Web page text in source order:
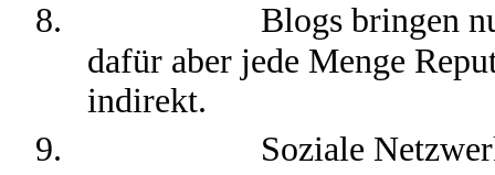
8.
Blogs bringen
dafür aber jede Menge
indirekt.
9.
Soziale